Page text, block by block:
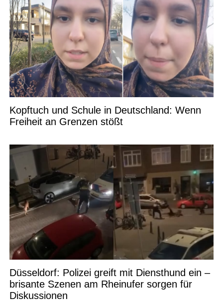
Kopftuch und Schule in Deutschland: Wenn
Freiheit an Grenzen stößt
Düsseldorf: Polizei greift mit Diensthund ein –
brisante Szenen am Rheinufer sorgen für
Diskussionen